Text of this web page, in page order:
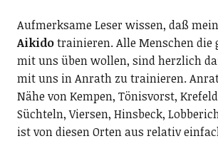
Aufmerksame Leser wissen, daß
Aikidotrainieren. Alle Menschen die
mit uns üben wollen, sind herzlich
mit uns in Anrath zu trainieren.
Nähe von Kempen, Tönisvorst,
Süchteln, Viersen, Hinsbeck,
ist von diesen Orten aus relativ